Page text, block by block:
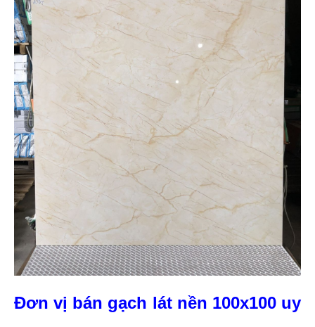
Đơn vị bán gạch lát nền 100x100 uy